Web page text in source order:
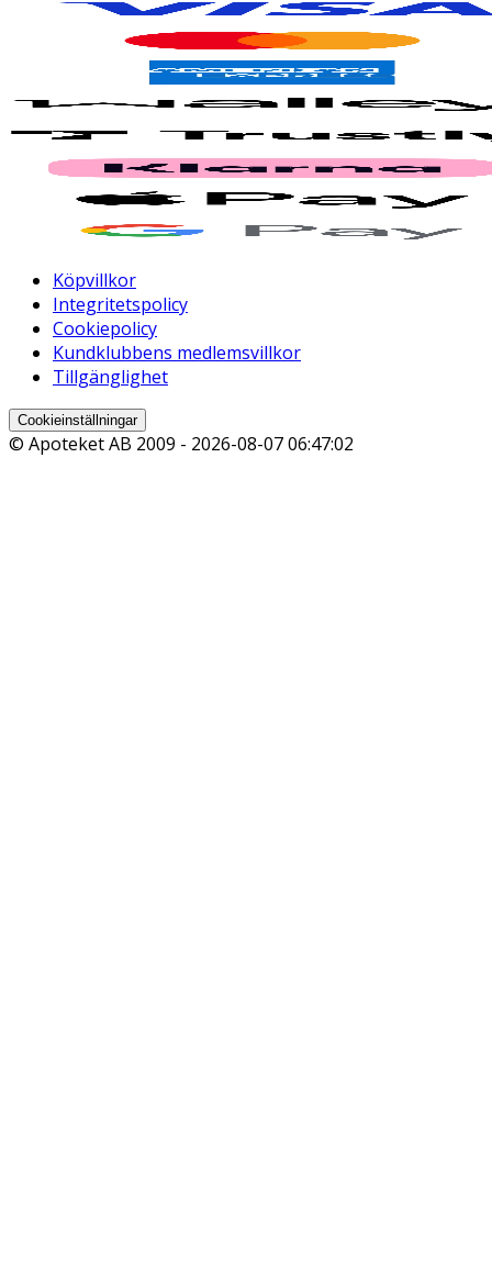
Köpvillkor
Integritetspolicy
Cookiepolicy
Kundklubbens medlemsvillkor
Tillgänglighet
Cookieinställningar
© Apoteket AB 2009 - 2026-08-07 06:47:02